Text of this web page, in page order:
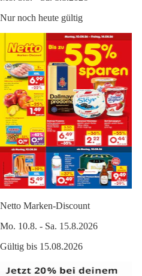
Nur noch heute gültig
Netto Marken-Discount
Mo. 10.8. - Sa. 15.8.2026
Gültig bis 15.08.2026